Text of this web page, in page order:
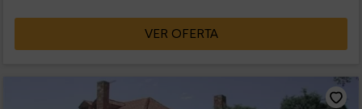
VER OFERTA